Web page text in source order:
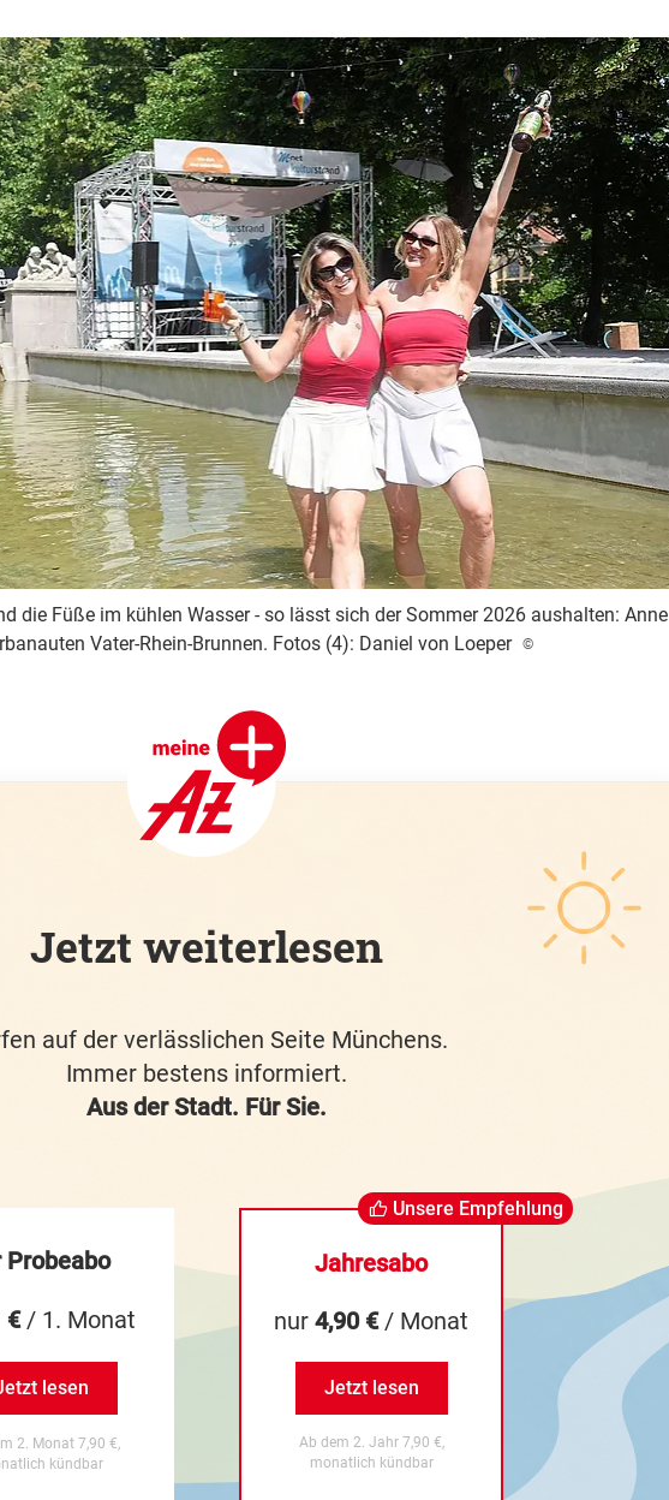
die Füße im kühlen Wasser - so lässt sich der Sommer 2026 aushalten: Anne
Vater-Rhein-Brunnen. Fotos (4): Daniel von Loeper
©
Jetzt weiterlesen
auf der verlässlichen Seite Münchens.
Immer bestens informiert.
Aus der Stadt. Für Sie.
Probeabo
€/ 1. Monat
lesen
2. Monat 7,90 €,
kündbar
Unsere Empfehlung
Jahresabo
nur4,90 €/ Monat
Jetzt lesen
Ab dem 2. Jahr 7,90 €,
monatlich kündbar